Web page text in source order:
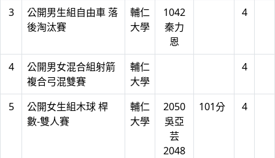
3
公開男生組自由車 落
後淘汰賽
輔仁
大學
1042
秦力
恩
4
4
公開男女混合組射箭
複合弓混雙賽
輔仁
大學
4
5
公開女生組木球 桿
數-雙人賽
輔仁
大學
2050
吳亞
芸
2048
101分 4